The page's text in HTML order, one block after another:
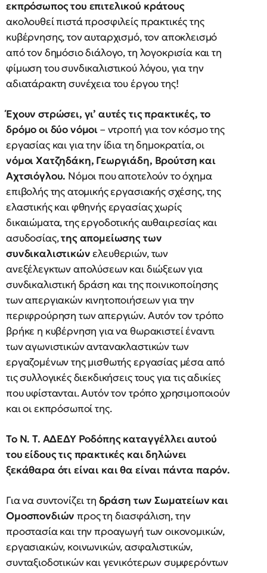
εκπρόσωπος του επιτελικού κράτους
ακολουθεί πιστά προσφιλείς πρακτικές της
κυβέρνησης, τον αυταρχισμό, τον αποκλεισμό
από τον δημόσιο διάλογο, τη λογοκρισία και τη
φίμωση του συνδικαλιστικού λόγου, για την
αδιατάρακτη συνέχεια του έργου της!
Έχουν στρώσει, γι’ αυτές τις πρακτικές, το
δρόμο οι δύο νόμοι– ντροπή για τον κόσμο της
εργασίας και για την ίδια τη δημοκρατία, οι
νόμοι Χατζηδάκη, Γεωργιάδη, Βρούτση και
Αχτσιόγλου. Νόμοι που αποτελούν το όχημα
επιβολής της ατομικής εργασιακής σχέσης, της
ελαστικής και φθηνής εργασίας χωρίς
δικαιώματα, της εργοδοτικής αυθαιρεσίας και
ασυδοσίας,της απομείωσης των
συνδικαλιστικώνελευθεριών, των
ανεξέλεγκτων απολύσεων και διώξεων για
συνδικαλιστική δράση και της ποινικοποίησης
των απεργιακών κινητοποιήσεων για την
περιφρούρηση των απεργιών. Αυτόν τον τρόπο
βρήκε η κυβέρνηση για να θωρακιστεί έναντι
των αγωνιστικών αντανακλαστικών των
εργαζομένων της μισθωτής εργασίας μέσα από
τις συλλογικές διεκδικήσεις τους για τις αδικίες
που υφίστανται. Αυτόν τον τρόπο χρησιμοποιούν
και οι εκπρόσωποί της.
Το Ν. Τ. ΑΔΕΔΥ Ροδόπης καταγγέλλει αυτού
του είδους τις πρακτικές και δηλώνει
ξεκάθαρα ότι είναι και θα είναι πάντα παρόν.
Για να συντονίζει τη δράση των Σωματείων και
Ομοσπονδιών προς τη διασφάλιση, την
προστασία και την προαγωγή των οικονομικών,
εργασιακών, κοινωνικών, ασφαλιστικών,
συνταξιοδοτικών και γενικότερων συμφερόντων